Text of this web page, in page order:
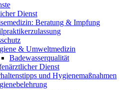
Dienst
Beratung & Impfung
& Umweltmedizin
Badewasserqualität
Dienst
und Hygienemaßnahmen